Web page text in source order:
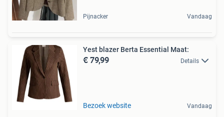
Pijnacker Vandaag
Yest blazer Berta Essential Maat:
€ 79,99 Details
Bezoek website Vandaag